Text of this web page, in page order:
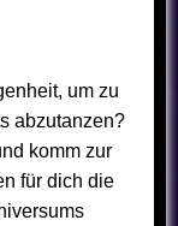
um zu
abzutanzen?
komm zur
für dich die